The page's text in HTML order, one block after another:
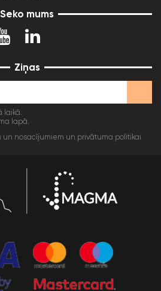
Seko mums
Ziņas
laikā.
lapā.
un nosacījumiem un privātuma politikai